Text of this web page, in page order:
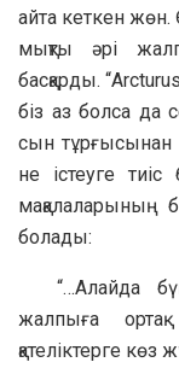
айта кеткен жөн.
мықты әрі
басқарды.
біз аз болса да
сын тұрғысынан
не істеуге
мақалаларының
болады:
“…Алайда
жалпыға
қателіктерге